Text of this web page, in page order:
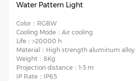
Water Pattern Light
Color： RGBW
Cooling Mode： Air cooling
Life： >20000 h
Material： High strength aluminum alloy
Weight： 8Kg
Projection distance： 1-3 m
IP Rate： IP65